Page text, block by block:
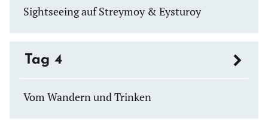
Sightseeing auf Streymoy & Eysturoy
Tag 4
Vom Wandern und Trinken